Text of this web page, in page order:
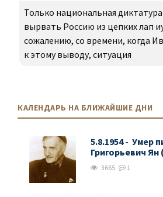
Только национальная
вырвать Россию из цепких лап
сожалению, со времени, когда
к этому выводу, ситуация
КАЛЕНДАРЬ НА БЛИЖАЙШИЕ ДНИ
5.8.1954 - Умер
Григорьевич
3665 1